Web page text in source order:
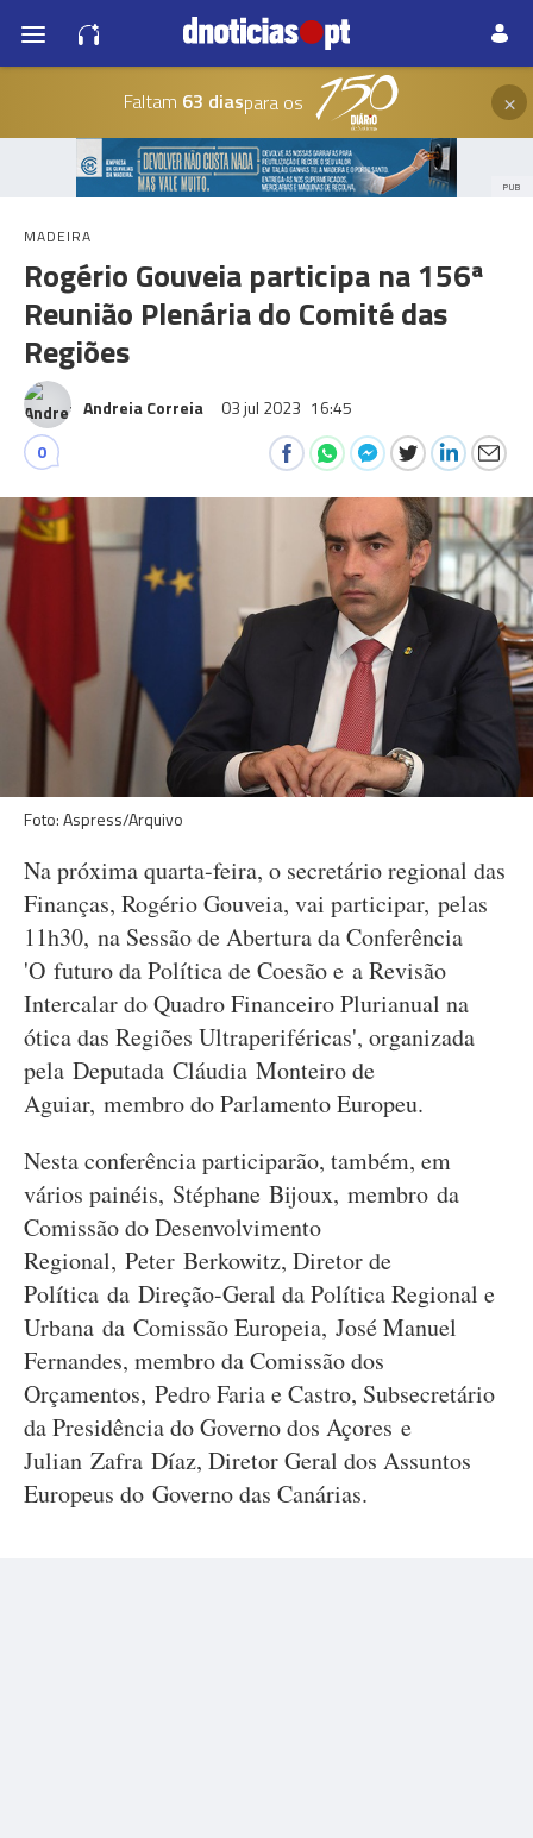
Faltam 63 diaspara os ×
PUB
MADEIRA
Rogério Gouveia participa na 156ª
Reunião Plenária do Comité das
Regiões
Andreia Correia 03 jul 2023 16:45
0
Foto: Aspress/Arquivo
Na próxima quarta-feira, o secretário regional das
Finanças, Rogério Gouveia, vai participar, pelas
11h30, na Sessão de Abertura da Conferência
'O futuro da Política de Coesão e a Revisão
Intercalar do Quadro Financeiro Plurianual na
ótica das Regiões Ultraperiféricas', organizada
pela Deputada Cláudia Monteiro de
Aguiar, membro do Parlamento Europeu.
Nesta conferência participarão, também, em
vários painéis, Stéphane Bijoux, membro da
Comissão do Desenvolvimento
Regional, Peter Berkowitz, Diretor de
Política da Direção-Geral da Política Regional e
Urbana da Comissão Europeia, José Manuel
Fernandes, membro da Comissão dos
Orçamentos, Pedro Faria e Castro, Subsecretário
da Presidência do Governo dos Açores e
Julian Zafra Díaz, Diretor Geral dos Assuntos
Europeus do Governo das Canárias.